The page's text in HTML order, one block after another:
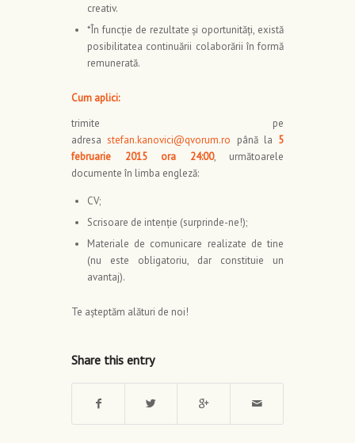
creativ.
*În funcţie de rezultate şi oportunităţi, există
posibilitatea continuării colaborării în formă
remunerată.
Cum aplici:
trimite pe
adresastefan.kanovici@qvorum.ro până la 5
februarie 2015 ora 24:00, următoarele
documente în limba engleză:
CV;
Scrisoare de intenție (surprinde-ne!);
Materiale de comunicare realizate de tine
(nu este obligatoriu, dar constituie un
avantaj).
Te aşteptăm alături de noi!
Share this entry